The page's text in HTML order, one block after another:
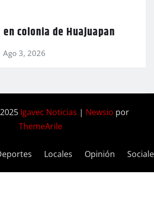
en colonia de Huajuapan
Ago 3, 2026
Igavec Noticias | Newsio por
ThemeArile
Locales Opinión